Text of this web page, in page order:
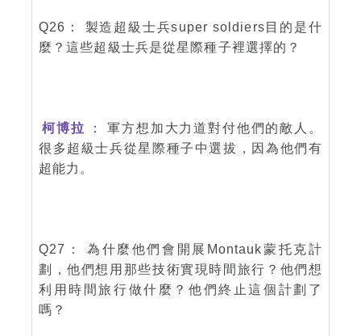
Q26： 製造超級士兵super soldiers目的是什
麼？這些超級士兵是從星際種子裡選擇的？
柯博拉
： 軍方想加大力道對付他們的敵人。
很多超級士兵從星際種子中選拔，因為他們有
超能力。
Q27： 為什麼他們會開展Montauk蒙托克計
劃，他們想用那些技術實現時間旅行？他們想
利用時間旅行做什麼？他們終止這個計劃了
嗎？